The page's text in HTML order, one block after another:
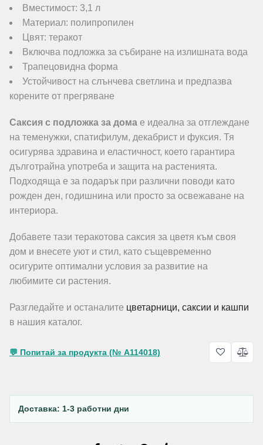
Вместимост: 3,1 л
Материал: полипропилен
Цвят: теракот
Включва подложка за събиране на излишната вода
Трапецовидна форма
Устойчивост на слънчева светлина и предпазва
корените от прегряване
Саксия с подложка за дома е идеална за отглеждане
на теменужки, спатифилум, декабрист и фуксия. Тя
осигурява здравина и еластичност, което гарантира
дълготрайна употреба и защита на растенията.
Подходяща е за подарък при различни поводи като
рожден ден, годишнина или просто за освежаване на
интериора.
Добавете тази теракотова саксия за цветя към своя
дом и внесете уют и стил, като същевременно
осигурите оптимални условия за развитие на
любимите си растения.
Разгледайте и останалите цветарници, саксии и кашпи
в нашия каталог.
💬 Попитай за продукта (№ A114018)
Доставка: 1-3 работни дни